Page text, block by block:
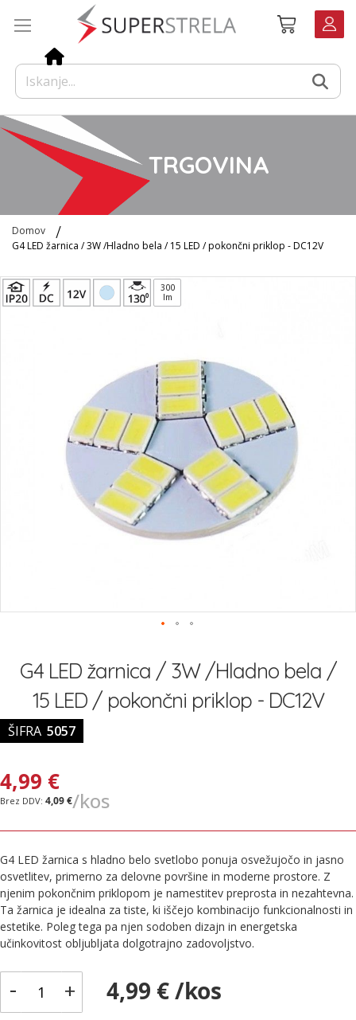
Košarica
TRGOVINA
Domov
G4 LED žarnica / 3W /Hladno bela / 15 LED / pokončni priklop - DC12V
Preskoči
na
300
lm
začetek
galerije
G4 LED žarnica / 3W /Hladno bela /
15 LED / pokončni priklop - DC12V
ŠIFRA 5057
4,99 €
4,09 €/kos
G4 LED žarnica s hladno belo svetlobo ponuja osvežujočo in jasno
osvetlitev, primerno za delovne površine in moderne prostore. Z
njenim pokončnim priklopom je namestitev preprosta in nezahtevna.
Ta žarnica je idealna za tiste, ki iščejo kombinacijo funkcionalnosti in
estetike. Poleg tega pa njen sodoben dizajn in energetska
učinkovitost obljubljata dolgotrajno zadovoljstvo.
- + 4,99 € /kos